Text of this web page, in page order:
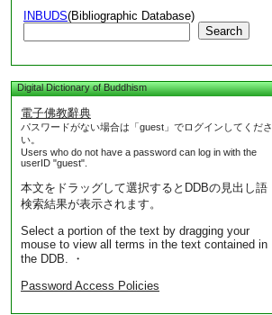
INBUDS(Bibliographic Database)
Search
Digital Dictionary of Buddhism
電子佛教辭典
パスワードがない場合は「guest」でログインしてくださ
い。
Users who do not have a password can log in with the
userID "guest".
本文をドラッグして選択するとDDBの見出し語
検索結果が表示されます。
Select a portion of the text by dragging your
mouse to view all terms in the text contained in
the DDB. ・
Password Access Policies